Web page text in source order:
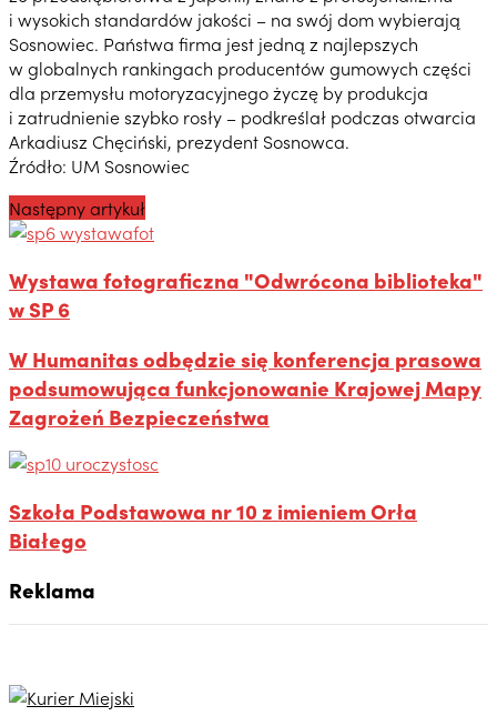
i wysokich standardów jakości – na swój dom wybierają
Sosnowiec. Państwa firma jest jedną z najlepszych
w globalnych rankingach producentów gumowych części
dla przemysłu motoryzacyjnego życzę by produkcja
i zatrudnienie szybko rosły – podkreślał podczas otwarcia
Arkadiusz Chęciński, prezydent Sosnowca.
Źródło: UM Sosnowiec
Następny artykuł
Wystawa fotograficzna "Odwrócona biblioteka"
w SP 6
W Humanitas odbędzie się konferencja prasowa
podsumowująca funkcjonowanie Krajowej Mapy
Zagrożeń Bezpieczeństwa
Szkoła Podstawowa nr 10 z imieniem Orła
Białego
Reklama